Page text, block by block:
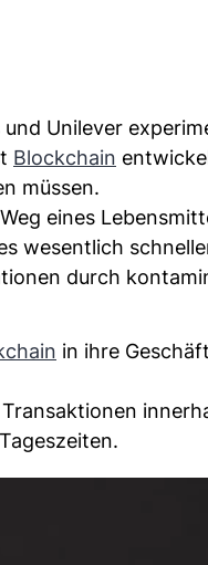
Unilever
Blockchain
müssen.
eines
wesentlich
durch
in ihre